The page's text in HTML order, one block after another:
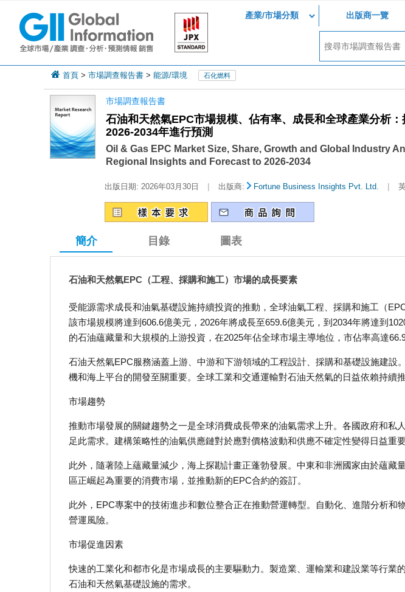
產業/市場分類 出版商一覽
首頁 > 市場調查報告書 > 能源/環境 石化燃料
市場調查報告書
石油和天然氣EPC市場規模、佔有率、成長和全球產業分析
2026-2034年進行預測
Oil & Gas EPC Market Size, Share, Growth and Global Industry
Regional Insights and Forecast to 2026-2034
出版日期: 2026年03月30日 | 出版商: Fortune Business Insights Pvt. Ltd. |
簡介 目錄 圖表
石油和天然氣EPC（工程、採購和施工）市場的成長要素
受能源需求成長和油氣基礎設施持續投資的推動，全球油氣工程、採購和施工（
該市場規模將達到606.6億美元，2026年將成長至659.6億美元，到2034年將達到
的石油蘊藏量和大規模的上游投資，在2025年佔全球市場主導地位，市佔率高達
石油天然氣EPC服務涵蓋上游、中游和下游領域的工程設計、採購和基礎設施建設
機和海上平台的開發至關重要。全球工業和交通運輸對石油天然氣的日益依賴持續推
市場趨勢
推動市場發展的關鍵趨勢之一是全球消費成長帶來的油氣需求上升。各國政府和私
足此需求。建構策略性的油氣供應鏈對於應對價格波動和供應不確定性變得日益重要
此外，隨著陸上蘊藏量減少，海上探勘計畫正蓬勃發展。中東和非洲國家由於蘊藏
區正崛起為重要的消費市場，並推動新的EPC合約的簽訂。
此外，EPC專案中的技術進步和數位整合正在推動營運轉型。自動化、進階分析和
營運風險。
市場促進因素
快速的工業化和都市化是市場成長的主要驅動力。製造業、運輸業和建設業等行業
石油和天然氣基礎設施的需求。